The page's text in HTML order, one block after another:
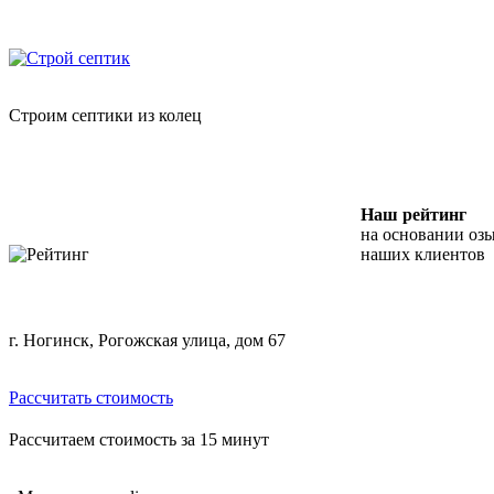
content
Строим септики из колец
Наш рейтинг
на основании
наших клиентов
г. Ногинск, Рогожская улица, дом 67
Рассчитать стоимость
Рассчитаем стоимость за 15 минут